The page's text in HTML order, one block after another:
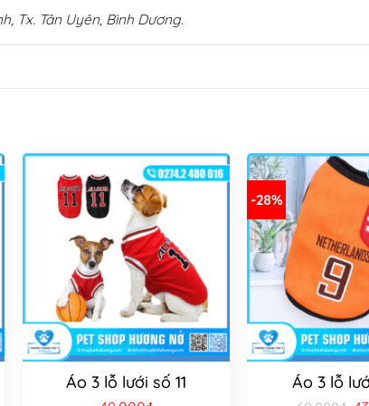
Tx. Tân Uyên, Bình Dương.
Áo 3 lỗ lưới số 11
-28%
Áo 3 lỗ